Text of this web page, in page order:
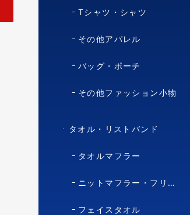
Tシャツ・シャツ
その他アパレル
バッグ・ポーチ
その他ファッション小物
タオル・リストバンド
タオルマフラー
ニットマフラー・フリースマフラー
フェイスタオル